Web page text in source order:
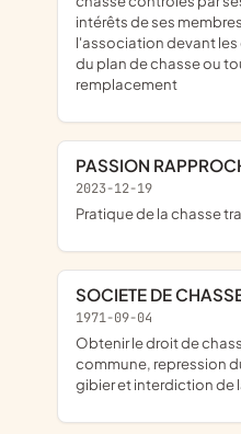
intérêts de ses
l'association devant
du plan de chasse ou
remplacement
PASSION
2023-12-19
pratique de la chasse
SOCIETE DE
1971-09-04
obtenir le droit de chasse surles terrains de la
commune, repression
gibier et interdiction de